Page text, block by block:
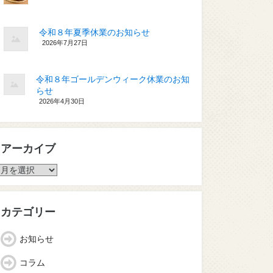
令和８年夏季休業のお知らせ
2026年7月27日
令和８年ゴールデンウィーク休業のお知
らせ
2026年4月30日
アーカイブ
カテゴリー
お知らせ
コラム